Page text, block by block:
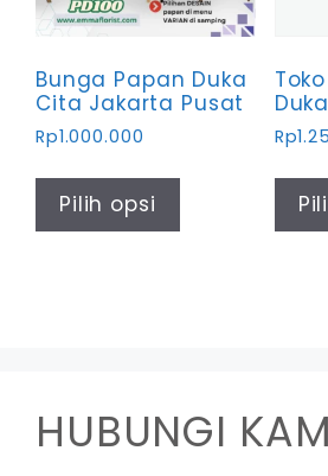
produk
Bunga Papan Duka
Cita Jakarta Pusat
Rp1.000.000
Pilih opsi
Produk
memiliki
di
Rp
HUBUNGI